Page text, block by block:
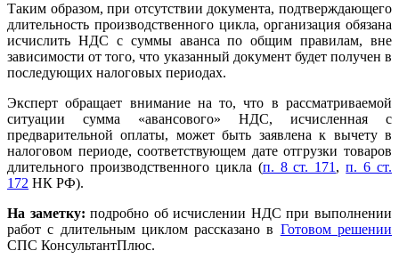
Таким образом, при отсутствии документа, подтверждающего
длительность производственного цикла, организация обязана
исчислить НДС с суммы аванса по общим правилам, вне
зависимости от того, что указанный документ будет получен в
последующих налоговых периодах.
Эксперт обращает внимание на то, что в рассматриваемой
ситуации сумма «авансового» НДС, исчисленная с
предварительной оплаты, может быть заявлена к вычету в
налоговом периоде, соответствующем дате отгрузки товаров
длительного производственного цикла (п. 8 ст. 171 ,п. 6 ст.
172 НК РФ).
На заметку: подробно об исчислении НДС при выполнении
работ с длительным циклом рассказано в Готовом решении
СПС КонсультантПлюс.